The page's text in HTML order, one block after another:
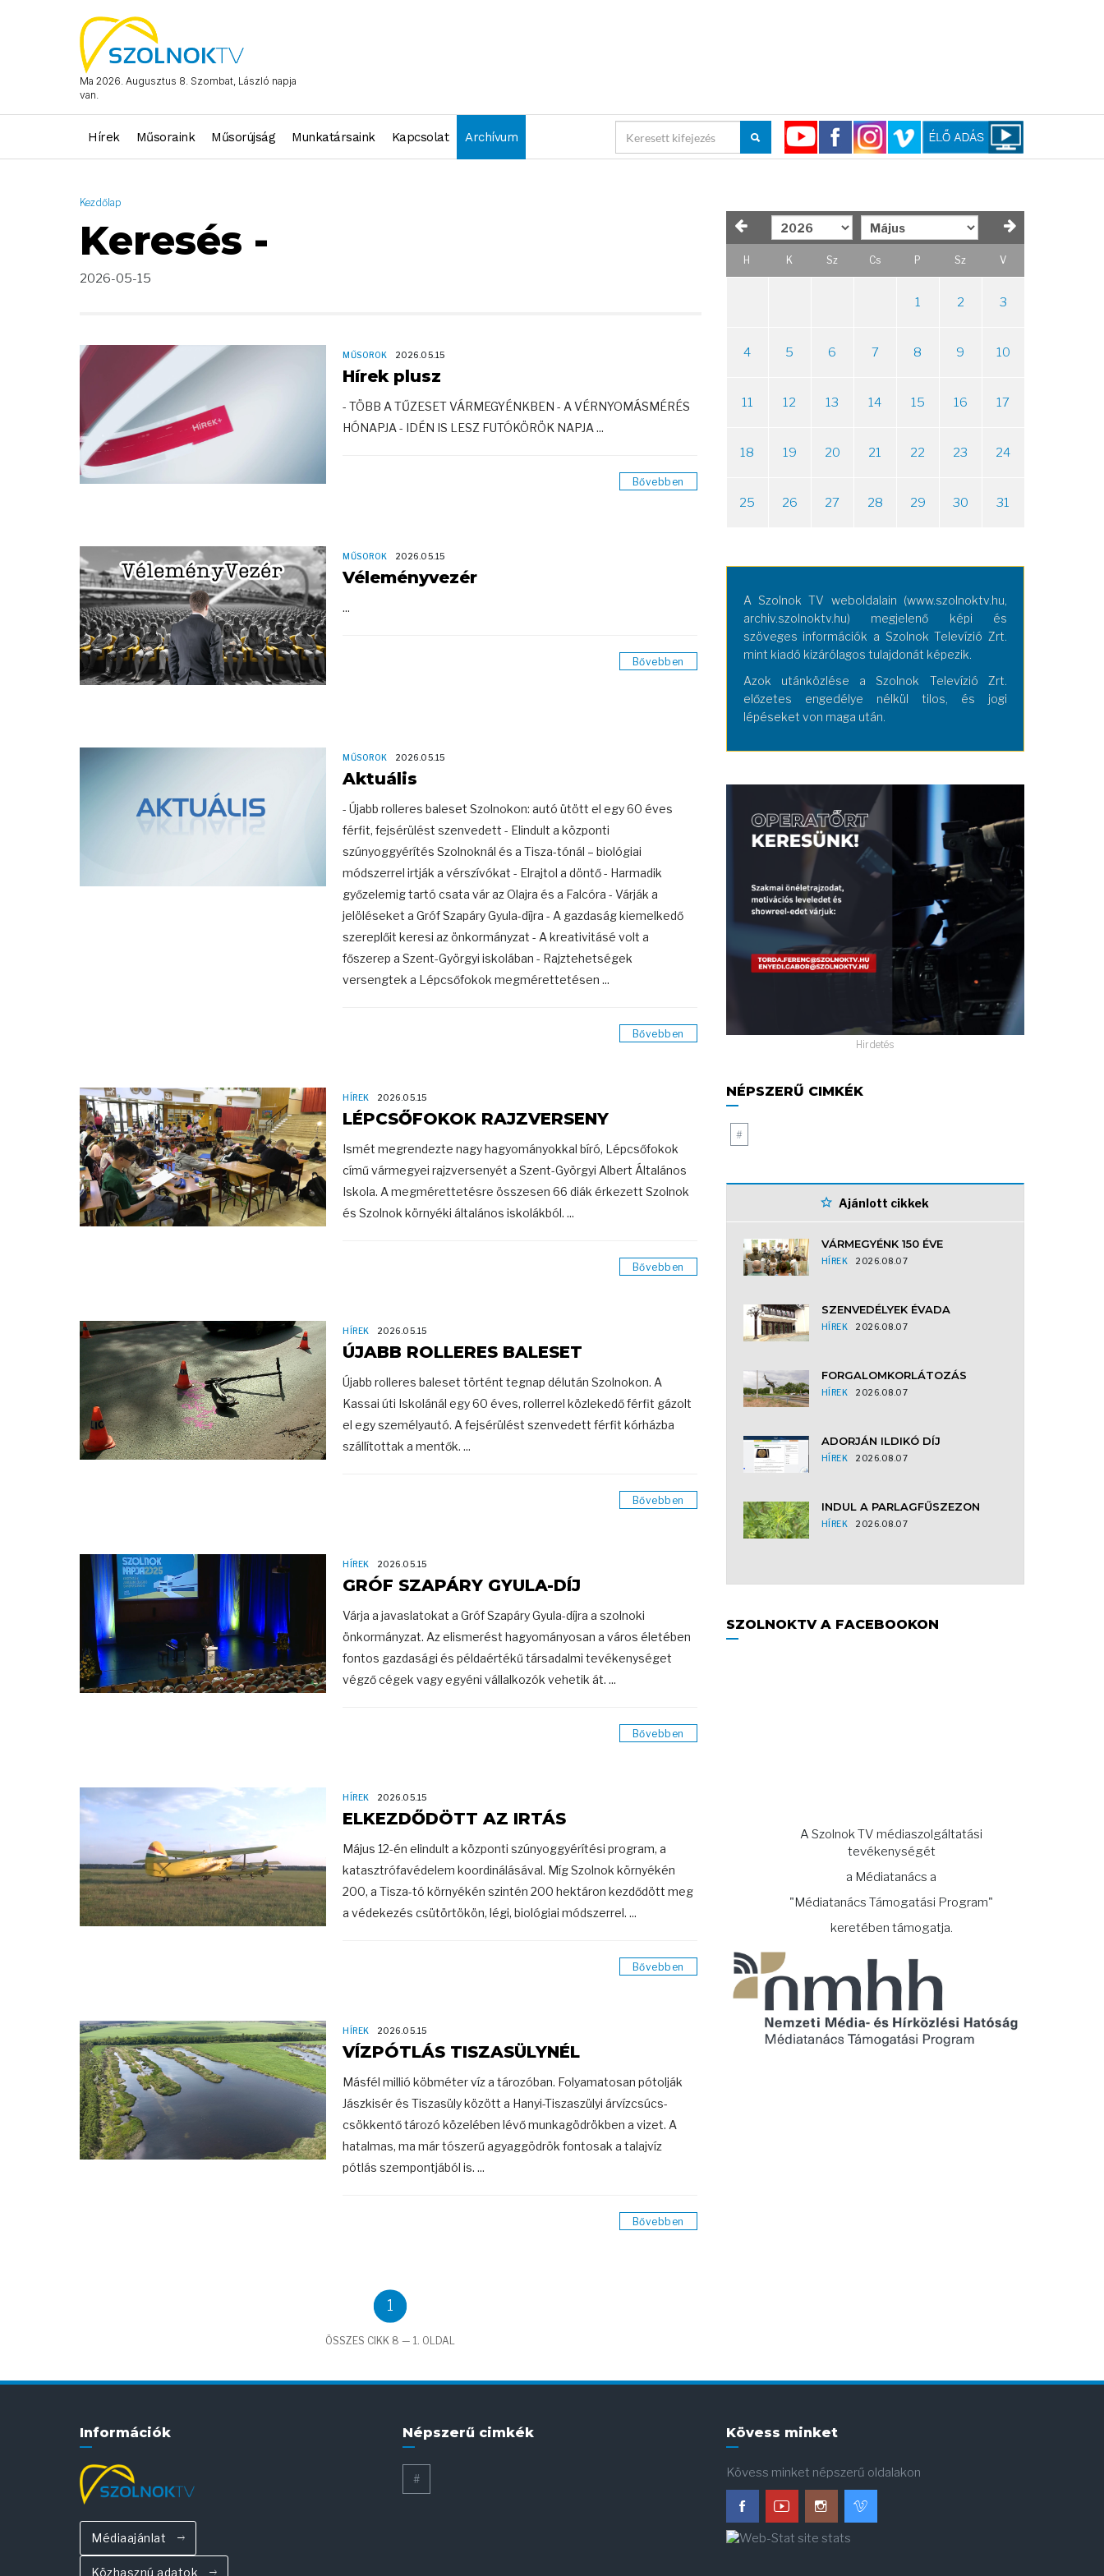
Ma 2026. Augusztus 8. Szombat, László napja
van.
Hírek Műsoraink Műsorújság Munkatársaink Kapcsolat Archívum
Kezdőlap
Keresés -
2026-05-15
MŰSOROK 2026.05.15
Hírek plusz
- TÖBB A TŰZESET VÁRMEGYÉNKBEN - A VÉRNYOMÁSMÉRÉS
HÓNAPJA - IDÉN IS LESZ FUTÓKÖRÖK NAPJA ...
Bővebben
MŰSOROK 2026.05.15
Véleményvezér
...
Bővebben
MŰSOROK 2026.05.15
Aktuális
- Újabb rolleres baleset Szolnokon: autó ütött el egy 60 éves
férfit, fejsérülést szenvedett - Elindult a központi
szúnyoggyérítés Szolnoknál és a Tisza-tónál – biológiai
módszerrel irtják a vérszívókat - Elrajtol a döntő - Harmadik
győzelemig tartó csata vár az Olajra és a Falcóra - Várják a
jelöléseket a Gróf Szapáry Gyula-díjra - A gazdaság kiemelkedő
szereplőit keresi az önkormányzat - A kreativitásé volt a
főszerep a Szent-Györgyi iskolában - Rajztehetségek
versengtek a Lépcsőfokok megmérettetésen ...
Bővebben
HÍREK 2026.05.15
LÉPCSŐFOKOK RAJZVERSENY
Ismét megrendezte nagy hagyományokkal bíró, Lépcsőfokok
című vármegyei rajzversenyét a Szent-Györgyi Albert Általános
Iskola. A megmérettetésre összesen 66 diák érkezett Szolnok
és Szolnok környéki általános iskolákból. ...
Bővebben
HÍREK 2026.05.15
ÚJABB ROLLERES BALESET
Újabb rolleres baleset történt tegnap délután Szolnokon. A
Kassai úti Iskolánál egy 60 éves, rollerrel közlekedő férfit gázolt
el egy személyautó. A fejsérülést szenvedett férfit kórházba
szállítottak a mentők. ...
Bővebben
HÍREK 2026.05.15
GRÓF SZAPÁRY GYULA-DÍJ
Várja a javaslatokat a Gróf Szapáry Gyula-díjra a szolnoki
önkormányzat. Az elismerést hagyományosan a város életében
fontos gazdasági és példaértékű társadalmi tevékenységet
végző cégek vagy egyéni vállalkozók vehetik át. ...
Bővebben
HÍREK 2026.05.15
ELKEZDŐDÖTT AZ IRTÁS
Május 12-én elindult a központi szúnyoggyérítési program, a
katasztrófavédelem koordinálásával. Míg Szolnok környékén
200, a Tisza-tó környékén szintén 200 hektáron kezdődött meg
a védekezés csütörtökön, légi, biológiai módszerrel. ...
Bővebben
HÍREK 2026.05.15
VÍZPÓTLÁS TISZASÜLYNÉL
Másfél millió köbméter víz a tározóban. Folyamatosan pótolják
Jászkisér és Tiszasüly között a Hanyi-Tiszaszülyi árvízcsúcs-
csökkentő tározó közelében lévő munkagödrökben a vizet. A
hatalmas, ma már tószerű agyaggödrök fontosak a talajvíz
pótlás szempontjából is. ...
Bővebben
1
ÖSSZES CIKK 8 — 1. OLDAL
H K Sz Cs P Sz V
1 2 3
4 5 6 7 8 9 10
11 12 13 14 15 16 17
18 19 20 21 22 23 24
25 26 27 28 29 30 31
A Szolnok TV weboldalain (www.szolnoktv.hu,
archiv.szolnoktv.hu) megjelenő képi és
szöveges információk a Szolnok Televízió Zrt.
mint kiadó kizárólagos tulajdonát képezik.
Azok utánközlése a Szolnok Televízió Zrt.
előzetes engedélye nélkül tilos, és jogi
lépéseket von maga után.
Hirdetés
NÉPSZERŰ CIMKÉK
#
Ajánlott cikkek
VÁRMEGYÉNK 150 ÉVE
HÍREK 2026.08.07
SZENVEDÉLYEK ÉVADA
HÍREK 2026.08.07
FORGALOMKORLÁTOZÁS
HÍREK 2026.08.07
ADORJÁN ILDIKÓ DÍJ
HÍREK 2026.08.07
INDUL A PARLAGFŰSZEZON
HÍREK 2026.08.07
SZOLNOKTV A FACEBOOKON
A Szolnok TV médiaszolgáltatási
tevékenységét
a Médiatanács a
"Médiatanács Támogatási Program"
keretében támogatja.
Információk
Médiaajánlat
Közhasznú adatok
Népszerű cimkék
#
Kövess minket
Kövess minket népszerű oldalakon